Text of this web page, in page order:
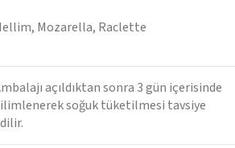
Mozarella, Raclette
açıldıktan sonra 3 gün içerisinde
soğuk tüketilmesi tavsiye